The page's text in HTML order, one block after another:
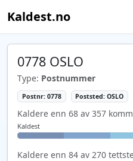
Kaldest.no
0778 OSLO
Type: Postnummer
Postnr: 0778 Poststed: OSLO
Kaldere enn 68 av 357
Kaldest
Kaldere enn 84 av 270